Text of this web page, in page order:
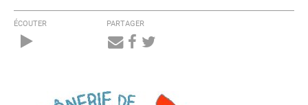
ÉCOUTER PARTAGER